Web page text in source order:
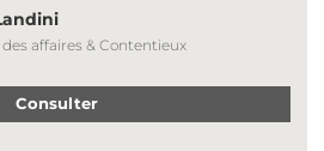
affaires & Contentieux
Consulter